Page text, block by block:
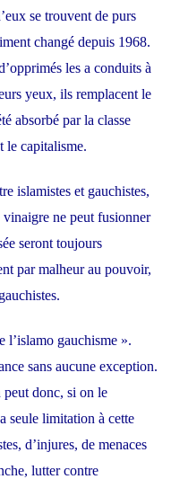
se trouvent de purs
changé depuis 1968.
les a conduits à
yeux, ils remplacent le
absorbé par la classe
le capitalisme.
islamistes et gauchistes,
ne peut fusionner
seront toujours
par malheur au pouvoir,
l’islamo gauchisme ».
sans aucune exception.
peut donc, si on le
seule limitation à cette
d’injures, de menaces
lutter contre